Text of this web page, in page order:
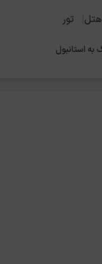
هتل تور
به استانبول